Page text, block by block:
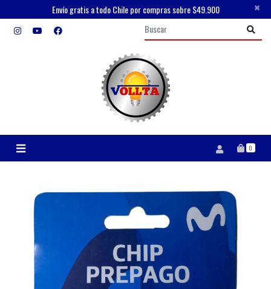
Envío gratis a todo Chile por compras sobre $49.900 ×
0